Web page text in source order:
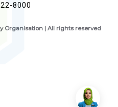
8000
Organisation | All rights reserved